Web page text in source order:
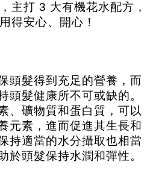
主打 3 大有機花水配方，
得安心、開心！
頭髮得到充足的營養，而
頭髮健康所不可或缺的。
、礦物質和蛋白質，可以
元素，進而促進其生長和
持適當的水分攝取也相當
於頭髮保持水潤和彈性。